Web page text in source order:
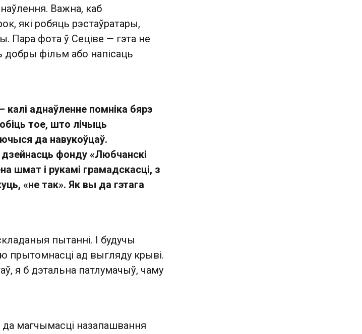
Важна, каб
які робяць рэстаўратары,
Пара фота ў Сеціве — гэта не
добры фільм або напісаць
аднаўленне помніка бярэ
тое, што лічыць
да навукоўцаў.
фонду «Любчанскі
шмат і рукамі грамадскасці, з
«не так». Як вы да гэтага
пытанні. І будучы
прытомнасці ад выгляду крыві.
я б дэтальна патлумачыў, чаму
да магчымасці назапашвання